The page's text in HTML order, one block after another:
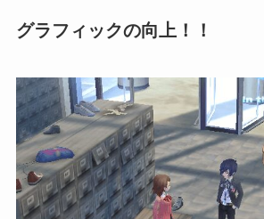
グラフィックの向上！！